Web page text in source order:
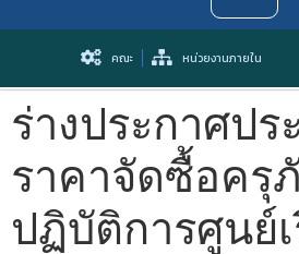
คณะ หน่วยงานภายใน
ร่างประกาศปร
ราคาจัดซื้อค
ปฏิบัติการศูนย์